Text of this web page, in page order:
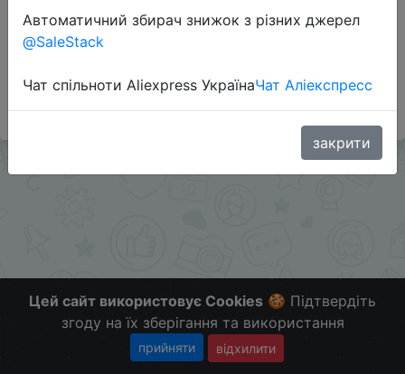
#Banggood
tgme.pro/ChinaGoodBuy
Цей сайт використовує Cookies 🍪 Підтвердіть
згоду на їх зберігання та використання
прийняти відхилити
Автоматичний збирач знижок з різних джерел
@SaleStack
Чат спільноти Aliexpress УкраїнаЧат Аліекспресс
закрити